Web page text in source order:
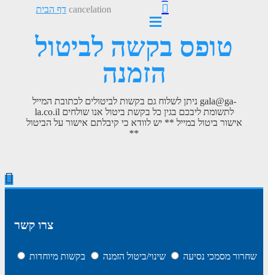
דף הבית cancelation
טופס בקשה לביטול
הזמנה
ניתן לשלוח גם בקשות לביטולים לכתובת המייל gala@ga-
la.co.il לתשומת ליבכם בגין כל בקשת ביטול אנו שולחים
אישור ביטול במייל ** יש לוודא כי קיבלתם אישור על הביטול
**
צרו קשר
שחרור מסמכי נסיעה שינוי/ביטול הזמנה בקשות מיוחדות